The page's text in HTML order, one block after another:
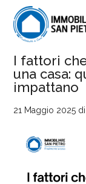
I fattori
una casa:
impattano
21 Maggio 2025 di